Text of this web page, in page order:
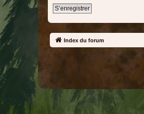
S’enregistrer
Index du forum